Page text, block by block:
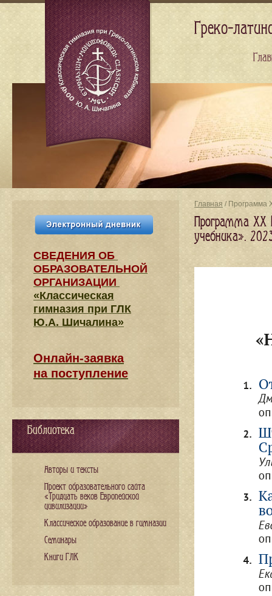
Главная / Программа
Программа XX
учебника».
СВЕДЕНИЯ​ ОБ
ОБРАЗОВАТЕЛЬНОЙ
ОРГАНИЗАЦИИ
«Классическая
гимназия при ГЛК
Ю.А. Шичалина»
Онлайн-заявка
на поступление
Библиотека
Авторы и тексты
Проект образовательного сайта
«Тридцать веков Европейской
цивилизации»
Классическое образование в гимназии
Семинары
Книги ГЛК
Греко-